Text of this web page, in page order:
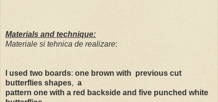
Materials and technique:
Materiale si tehnica de realizare:
I used two boards: one brown with previous cut
butterflies shapes, a
pattern one with a red backside and five punched white